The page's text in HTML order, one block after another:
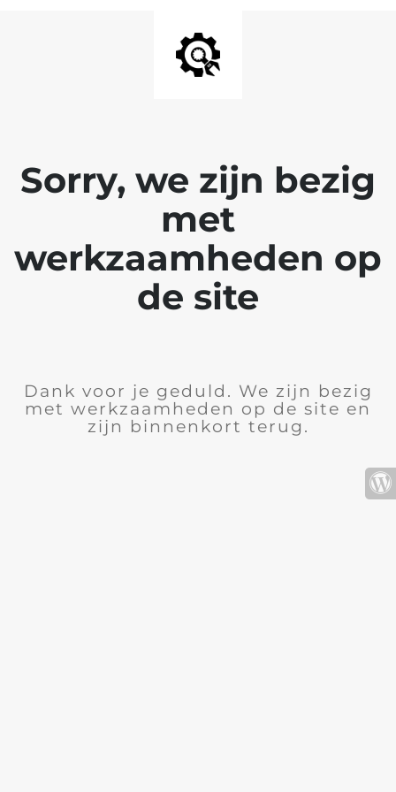
Sorry, we zijn bezig
met
werkzaamheden op
de site
Dank voor je geduld. We zijn bezig
met werkzaamheden op de site en
zijn binnenkort terug.